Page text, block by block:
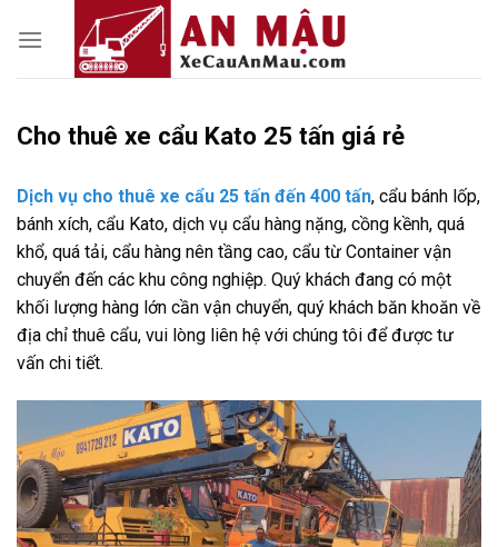
Cho thuê xe cẩu Kato 25 tấn giá rẻ
Dịch vụ cho thuê xe cẩu 25 tấn đến 400 tấn, cẩu bánh lốp,
bánh xích, cẩu Kato, dịch vụ cẩu hàng nặng, cồng kềnh, quá
khổ, quá tải, cẩu hàng nên tầng cao, cẩu từ Container vận
chuyển đến các khu công nghiệp. Quý khách đang có một
khối lượng hàng lớn cần vận chuyển, quý khách băn khoăn về
địa chỉ thuê cẩu, vui lòng liên hệ với chúng tôi để được tư
vấn chi tiết.